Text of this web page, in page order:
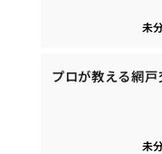
未
プロが教える網
未